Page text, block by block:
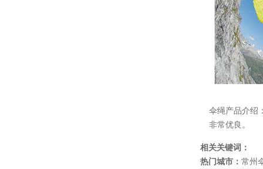
伞绳产品介绍
非常优良。
相关关键词：
热门城市： 常州